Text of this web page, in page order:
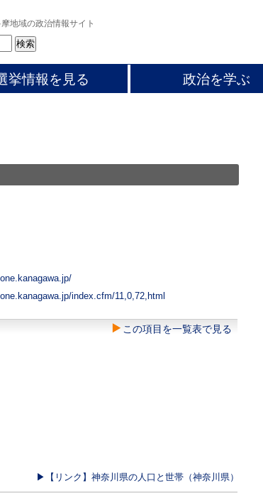
地域の政治情報サイト
挙情報を見る 政治を学ぶ
index.cfm/11,0,72,html
この項目を一覧表で見る
▶︎【リンク】神奈川県の人口と世帯（神奈川県）